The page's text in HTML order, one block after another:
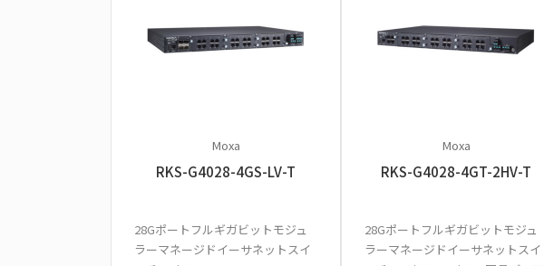
Moxa
RKS-G4028-4GS-LV-T
28Gポートフルギガビットモジュ
ラーマネージドイーサネットスイ
Moxa
RKS-G4028-4GT-2HV-T
28Gポートフルギガビットモジュ
ラーマネージドイーサネットスイ